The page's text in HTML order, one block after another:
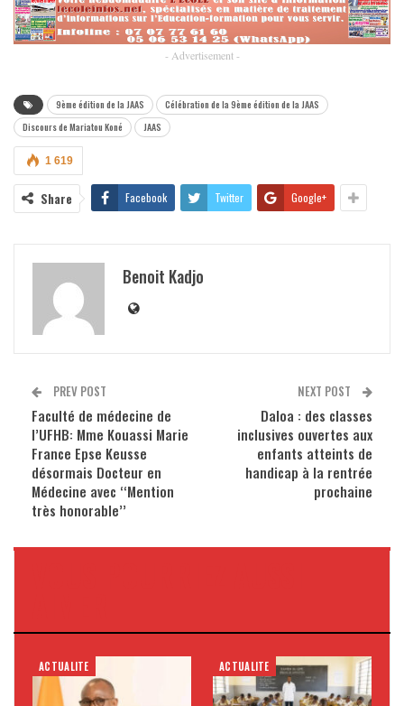
- Advertisement -
9ème édition de la JAAS
Célébration de la 9ème édition de la JAAS
Discours de Mariatou Koné
JAAS
1 619
Share Facebook Twitter Google+
Benoit Kadjo
PREV POST
Faculté de médecine de
l’UFHB: Mme Kouassi Marie
France Epse Keusse
désormais Docteur en
Médecine avec ‘‘Mention
très honorable’’
NEXT POST
Daloa : des classes
inclusives ouvertes aux
enfants atteints de
handicap à la rentrée
prochaine
ACTUALITE ACTUALITE